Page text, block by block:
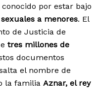
por estar bajo
a menores. El
de Justicia de
tres millones de
documentos
el nombre de
la familia Aznar, el rey